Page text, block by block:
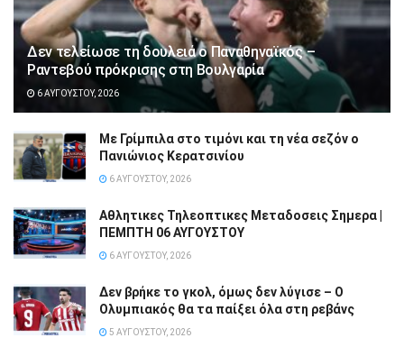
Δεν τελείωσε τη δουλειά ο Παναθηναϊκός –
Ραντεβού πρόκρισης στη Βουλγαρία
6 ΑΥΓΟΎΣΤΟΥ, 2026
Με Γρίμπιλα στο τιμόνι και τη νέα σεζόν ο
Πανιώνιος Κερατσινίου
6 ΑΥΓΟΎΣΤΟΥ, 2026
Αθλητικες Τηλεοπτικες Μεταδοσεις Σημερα |
ΠΕΜΠΤΗ 06 ΑΥΓΟΥΣΤΟΥ
6 ΑΥΓΟΎΣΤΟΥ, 2026
Δεν βρήκε το γκολ, όμως δεν λύγισε – Ο
Ολυμπιακός θα τα παίξει όλα στη ρεβάνς
5 ΑΥΓΟΎΣΤΟΥ, 2026